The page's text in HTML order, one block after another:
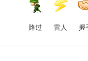
路过 雷人 握